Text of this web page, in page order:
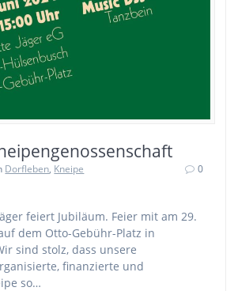
Dorfleben, Kneipe
0
feiert Jubiläum. Feier mit am 29.
dem Otto-Gebühr-Platz in
sind stolz, dass unsere
finanzierte und
so…